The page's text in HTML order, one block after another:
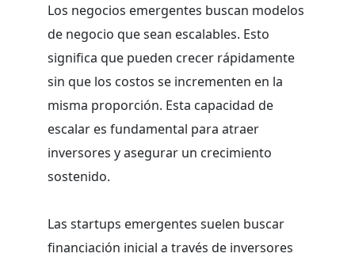
Los negocios emergentes buscan modelos
de negocio que sean escalables. Esto
significa que pueden crecer rápidamente
sin que los costos se incrementen en la
misma proporción. Esta capacidad de
escalar es fundamental para atraer
inversores y asegurar un crecimiento
sostenido.
Las startups emergentes suelen buscar
financiación inicial a través de inversores